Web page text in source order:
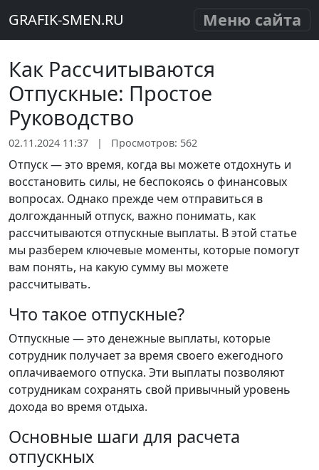
GRAFIK-SMEN.RU Меню сайта
Как Рассчитываются
Отпускные: Простое
Руководство
02.11.2024 11:37 | Просмотров: 562
Отпуск — это время, когда вы можете отдохнуть и
восстановить силы, не беспокоясь о финансовых
вопросах. Однако прежде чем отправиться в
долгожданный отпуск, важно понимать, как
рассчитываются отпускные выплаты. В этой статье
мы разберем ключевые моменты, которые помогут
вам понять, на какую сумму вы можете
рассчитывать.
Что такое отпускные?
Отпускные — это денежные выплаты, которые
сотрудник получает за время своего ежегодного
оплачиваемого отпуска. Эти выплаты позволяют
сотрудникам сохранять свой привычный уровень
дохода во время отдыха.
Основные шаги для расчета
отпускных